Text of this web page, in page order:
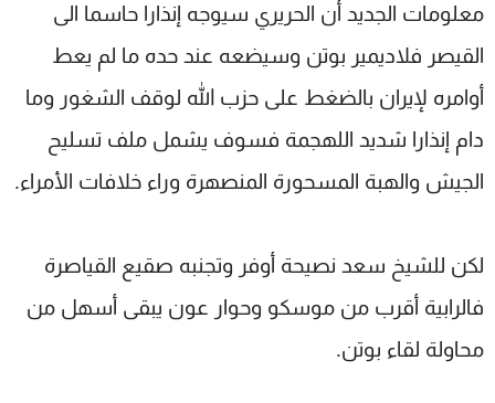
معلومات الجديد أن الحريري سيوجه إنذارا حاسما الى
القيصر فلاديمير بوتن وسيضعه عند حده ما لم يعط
أوامره لإيران بالضغط على حزب الله لوقف الشغور وما
دام إنذارا شديد اللهجمة فسوف يشمل ملف تسليح
الجيش والهبة المسحورة المنصهرة وراء خلافات الأمراء.
لكن للشيخ سعد نصيحة أوفر وتجنبه صقيع القياصرة
فالرابية أقرب من موسكو وحوار عون يبقى أسهل من
محاولة لقاء بوتن.